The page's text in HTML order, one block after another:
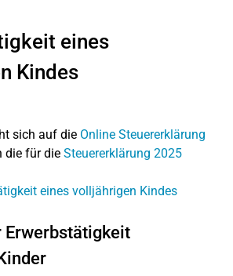
eines
Kindes
sich auf die Online Steuererklärung
die für die Steuererklärung 2025
eines volljährigen Kindes
Erwerbstätigkeit